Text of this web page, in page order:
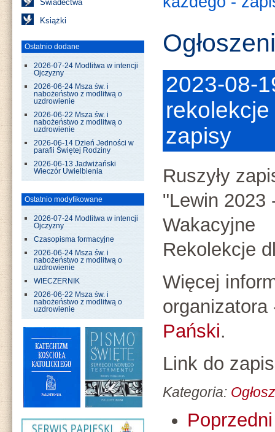
Świadectwa
Książki
Ostatnio dodane
2026-07-24 Modlitwa w intencji
Ojczyzny
2026-06-24 Msza św. i
nabożeństwo z modlitwą o
uzdrowienie
2026-06-22 Msza św. i
nabożeństwo z modlitwą o
uzdrowienie
2026-06-14 Dzień Jedności w
parafii Świętej Rodziny
2026-06-13 Jadwiżański
Wieczór Uwielbienia
Ostatnio modyfikowane
2026-07-24 Modlitwa w intencji
Ojczyzny
Czasopisma formacyjne
2026-06-24 Msza św. i
nabożeństwo z modlitwą o
uzdrowienie
WIECZERNIK
2026-06-22 Msza św. i
nabożeństwo z modlitwą o
uzdrowienie
2023-08-
zapisy
Ruszyły
"Lewin 2023
Wakacyjne
Rekolekcje
Więcej
Pański.
Link do
Kategoria: